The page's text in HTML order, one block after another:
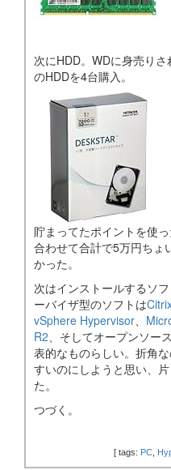
次にHDD。WDに身売り
のHDDを4台購入。
貯まってたポイントを使
合わせて合計で5万円ちょ
かった。
次はインストールするソ
ーバイザ型のソフトは
vSphere Hypervisor、
R2、そしてオープンソー
表的なものらしい。折角
すいのにしようと思い、
た。
つづく。
[ tags: PC